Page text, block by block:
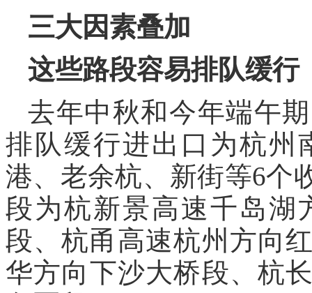
三大因素叠加
这些路段容易排队缓行
去年中秋和今年端午
排队缓行进出口为杭州
港、老余杭、新街等6个
段为杭新景高速千岛湖
段、杭甬高速杭州方向
华方向下沙大桥段、杭